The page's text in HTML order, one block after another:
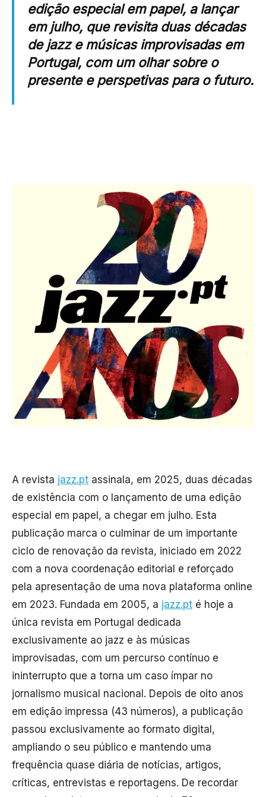
edição especial em papel, a lançar
em julho, que revisita duas décadas
de jazz e músicas improvisadas em
Portugal, com um olhar sobre o
presente e perspetivas para o futuro.
A revista jazz.pt assinala, em 2025, duas décadas
de existência com o lançamento de uma edição
especial em papel, a chegar em julho. Esta
publicação marca o culminar de um importante
ciclo de renovação da revista, iniciado em 2022
com a nova coordenação editorial e reforçado
pela apresentação de uma nova plataforma online
em 2023. Fundada em 2005, a jazz.pt é hoje a
única revista em Portugal dedicada
exclusivamente ao jazz e às músicas
improvisadas, com um percurso contínuo e
ininterrupto que a torna um caso ímpar no
jornalismo musical nacional. Depois de oito anos
em edição impressa (43 números), a publicação
passou exclusivamente ao formato digital,
ampliando o seu público e mantendo uma
frequência quase diária de notícias, artigos,
críticas, entrevistas e reportagens. De recordar